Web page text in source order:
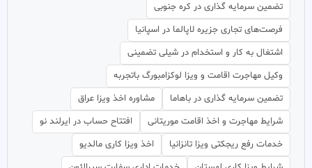
تضمین سرمایه گذاری در کره جنوبی
فرصت‌های تجاری جزیره لاپالما در اسپانیا
اشتغال به کار و استخدام در شیلی تضمینی
وکیل مهاجرت اقامت و ویزا لوکزامبورگ باتجربه
تضمین سرمایه گذاری در باهاما
مشاوره اخذ ویزا عراق
شرایط مهاجرت و اخذ اقامت موریتانی
افتتاح حساب در ایرلند نو
خدمات رفع ریجکتی ویزا تانزانیا
اخذ ویزا کاری مالدیو